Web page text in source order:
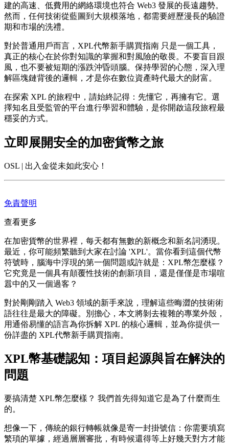
建的高速、低費用的網絡環境也符合 Web3 發展的長遠趨勢。
然而，任何技術從藍圖到大規模落地，都需要經歷漫長的驗證
期和市場的洗禮。
對於普通用戶而言， XPL代幣新手購買指南 只是一個工具，
真正的核心在於你對知識的掌握和對風險的敬畏。不要盲目跟
風，也不要被短期的漲跌沖昏頭腦。保持學習的心態，深入理
解區塊鏈背後的邏輯，才是你在數位資產時代最大的財富。
在探索 XPL 的旅程中，請始終記得：先懂它，再擁有它。選
擇知名且受監管的平台進行學習和體驗，是你開啟這段旅程最
穩妥的方式。
立即展開安全的加密貨幣之旅
OSL | 出入金從未如此安心！
免責聲明
查看更多
在加密貨幣的世界裡，每天都有無數的新概念和新名詞湧現。
最近，你可能頻繁聽到大家在討論 'XPL'。當你看到這個代幣
符號時，腦海中浮現的第一個問題或許就是： XPL幣怎麼樣？
它究竟是一個具有顛覆性技術的創新項目，還是僅僅是市場喧
囂中的又一個過客？
對於剛剛踏入 Web3 領域的新手來說，理解這些晦澀的技術術
語往往是最大的障礙。別擔心，本文將剝去複雜的專業外殼，
用通俗易懂的語言為你拆解 XPL 的核心邏輯，並為你提供一
份詳盡的 XPL代幣新手購買指南。
XPL幣基礎認知：項目起源與旨在解決的
問題
要搞清楚 XPL幣怎麼樣？ 我們首先得知道它是為了什麼而生
的。
想像一下，傳統的銀行轉帳就像是寄一封掛號信：你需要填寫
繁瑣的單據，經過層層審批，有時候還得等上好幾天對方才能